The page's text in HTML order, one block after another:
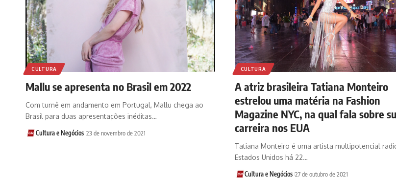
CULTURA
Mallu se apresenta no Brasil em 2022
Com turnê em andamento em Portugal, Mallu chega ao
Brasil para duas apresentações inéditas…
Cultura e Negócios 23 de novembro de 2021
CULTURA
A atriz brasileira Tatiana Monteiro
estrelou uma matéria na Fashion
Magazine NYC, na qual fala sobre
carreira nos EUA
Tatiana Monteiro é uma artista multipotencial
Estados Unidos há 22…
Cultura e Negócios 27 de outubro de 2021